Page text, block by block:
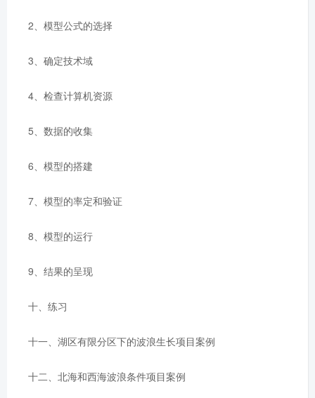
2、模型公式的选择
3、确定技术域
4、检查计算机资源
5、数据的收集
6、模型的搭建
7、模型的率定和验证
8、模型的运行
9、结果的呈现
十、练习
十一、湖区有限分区下的波浪生长项目案例
十二、北海和西海波浪条件项目案例